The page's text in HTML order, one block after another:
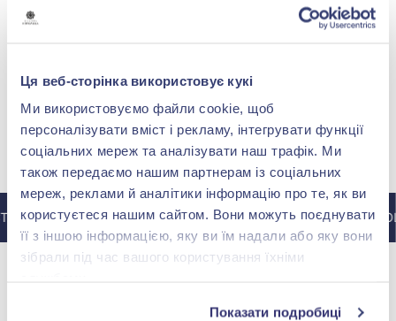
Ця веб-сторінка використовує кукі
Ми використовуємо файли cookie, щоб
персоналізувати вміст і рекламу, інтегрувати функції
соціальних мереж та аналізувати наш трафік. Ми
також передаємо нашим партнерам із соціальних
мереж, реклами й аналітики інформацію про те, як ви
користуєтеся нашим сайтом. Вони можуть поєднувати
її з іншою інформацією, яку ви їм надали або яку вони
зібрали під час вашого користування їхніми
Показати подробиці
62 846,00 грн 80 768,00 грн
МЫ В INSTAGRAM
@ZOLOTAKOROLEVA В ИНСТАГРАМ